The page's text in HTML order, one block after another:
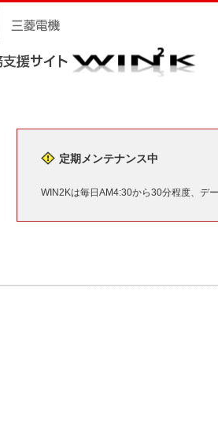
定期メンテナンス中
WIN2Kは毎日AM4:30から30分程度、デ